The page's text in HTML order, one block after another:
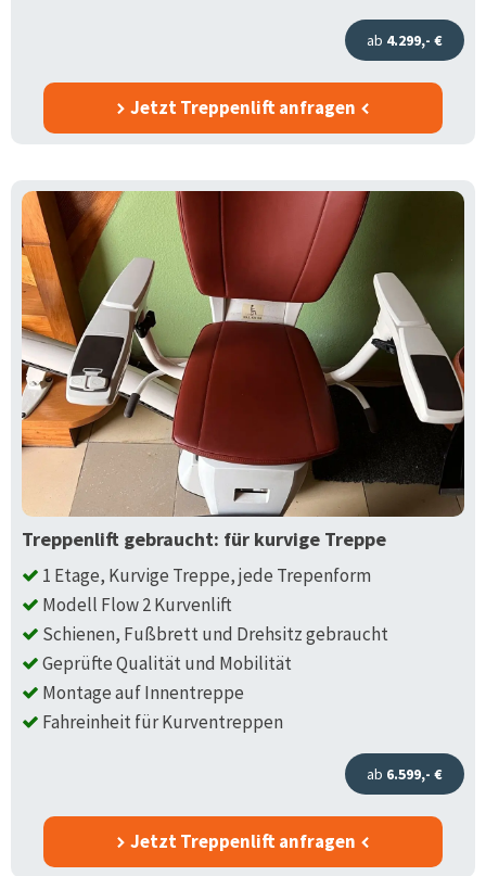
ab 4.299,- €
Jetzt Treppenlift anfragen
Treppenlift gebraucht: für kurvige Treppe
1 Etage, Kurvige Treppe, jede Trepenform
Modell Flow 2 Kurvenlift
Schienen, Fußbrett und Drehsitz gebraucht
Geprüfte Qualität und Mobilität
Montage auf Innentreppe
Fahreinheit für Kurventreppen
ab 6.599,- €
Jetzt Treppenlift anfragen